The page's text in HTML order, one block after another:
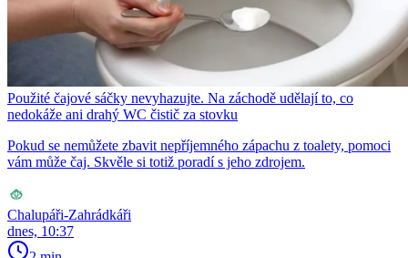
Použité čajové sáčky nevyhazujte. Na záchodě udělají to, co
nedokáže ani drahý WC čistič za stovku
Pokud se nemůžete zbavit nepříjemného zápachu z toalety, pomoci
vám může čaj. Skvěle si totiž poradí s jeho zdrojem.
Chalupáři-Zahrádkáři
dnes, 10:37